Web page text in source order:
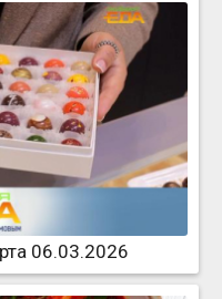
06.03.2026